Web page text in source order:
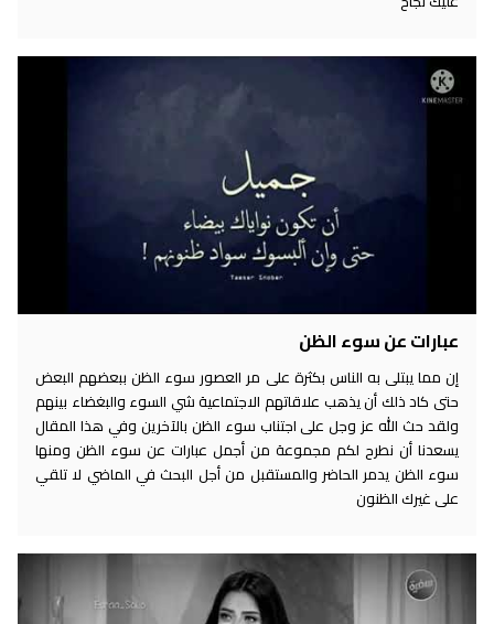
عبارات عن سوء الظن
إن مما يبتلى به الناس بكثرة على مر العصور سوء الظن ببعضهم البعض
حتى كاد ذلك أن يذهب علاقاتهم الاجتماعية شي السوء والبغضاء بينهم
ولقد حث الله عز وجل على اجتناب سوء الظن بالآخرين وفي هذا المقال
يسعدنا أن نطرح لكم مجموعة من أجمل عبارات عن سوء الظن ومنها
سوء الظن يدمر الحاضر والمستقبل من أجل البحث في الماضي لا تلقي
على غيرك الظنون